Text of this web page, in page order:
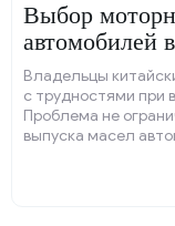
Выбор
автомобилей
экспертов
Владельцы
с трудностями при
Проблема не
выпуска масел